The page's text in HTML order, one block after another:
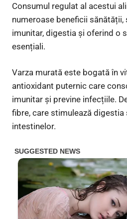
Consumul regulat al acestui
numeroase beneficii
imunitar, digestia și oferind o
esențiali.
Varza murată este bogată în
antioxidant puternic care
imunitar și previne infecțiile.
fibre, care stimulează
intestinelor.